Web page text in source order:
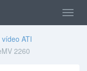
ATI
2260